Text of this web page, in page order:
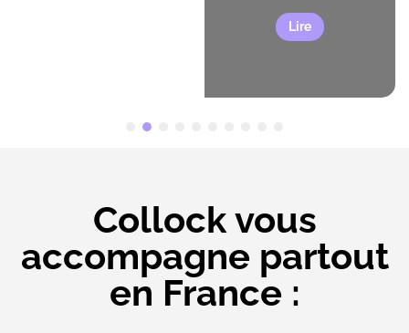
Lire
Collock vous
accompagne partout
en France :